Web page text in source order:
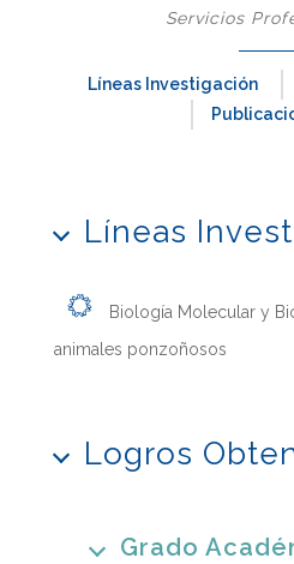
Servicios
Líneas Investigación
Líneas
Biología Molecular y
animales ponzoñosos
Logros
Grado